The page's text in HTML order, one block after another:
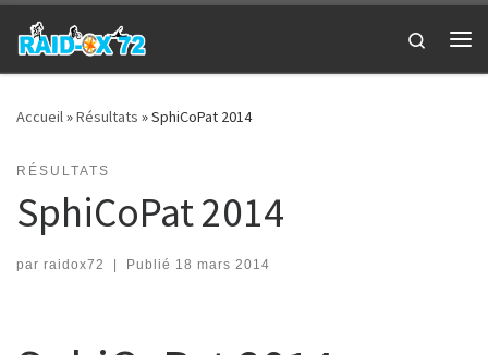
Passer au contenu
Search
Accueil»Résultats »SphiCoPat 2014
RÉSULTATS
SphiCoPat 2014
par raidox72 | Publié 18 mars 2014